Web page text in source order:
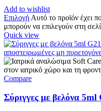
Add to wishlist
Επιλογή Αυτό το προϊόν έχει
μπορούν να επιλεγούν στη
Quick view
Compare
Σύριγγες με βελόνα